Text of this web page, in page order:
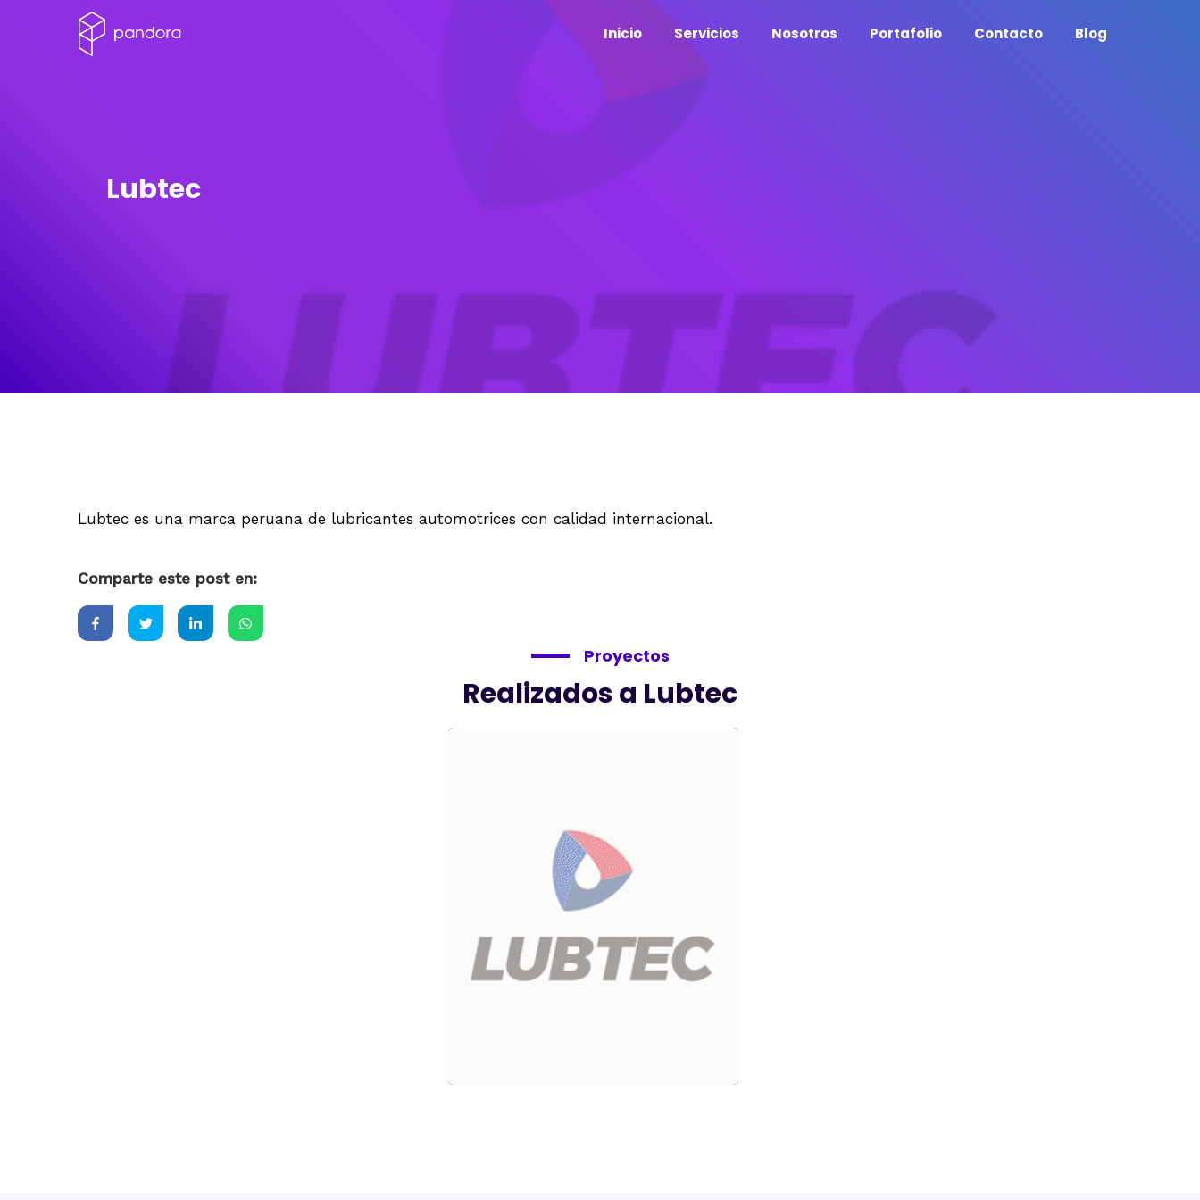
Inicio Servicios Nosotros Portafolio Contacto Blog
Lubtec
Lubtec es una marca peruana de lubricantes automotrices con calidad internacional.
Comparte este post en:
Proyectos
Realizados a Lubtec